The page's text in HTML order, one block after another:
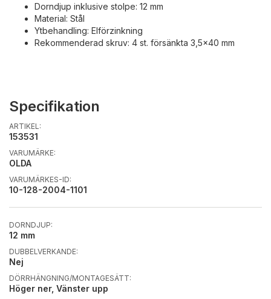
Dorndjup inklusive stolpe: 12 mm
Material: Stål
Ytbehandling: Elförzinkning
Rekommenderad skruv: 4 st. försänkta 3,5x40 mm
Specifikation
ARTIKEL:
153531
VARUMÄRKE:
OLDA
VARUMÄRKES-ID:
10-128-2004-1101
DORNDJUP:
12 mm
DUBBELVERKANDE:
Nej
DÖRRHÄNGNING/MONTAGESÄTT:
Höger ner, Vänster upp